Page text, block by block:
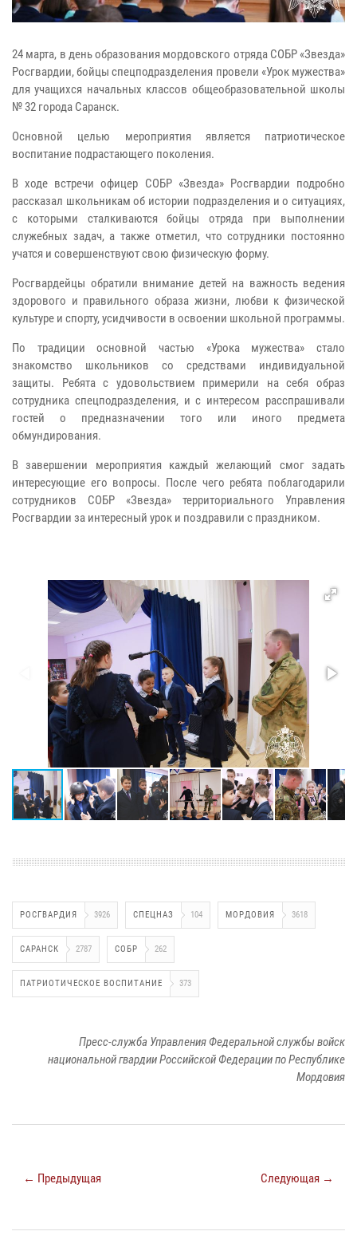
24 марта, в день образования мордовского отряда СОБР «Звезда»
Росгвардии, бойцы спецподразделения провели «Урок мужества»
для учащихся начальных классов общеобразовательной школы
№ 32 города Саранск.
Основной целью мероприятия является патриотическое
воспитание подрастающего поколения.
В ходе встречи офицер СОБР «Звезда» Росгвардии подробно
рассказал школьникам об истории подразделения и о ситуациях,
с которыми сталкиваются бойцы отряда при выполнении
служебных задач, а также отметил, что сотрудники постоянно
учатся и совершенствуют свою физическую форму.
Росгвардейцы обратили внимание детей на важность ведения
здорового и правильного образа жизни, любви к физической
культуре и спорту, усидчивости в освоении школьной программы.
По традиции основной частью «Урока мужества» стало
знакомство школьников со средствами индивидуальной
защиты. Ребята с удовольствием примерили на себя образ
сотрудника спецподразделения, и с интересом расспрашивали
гостей о предназначении того или иного предмета
обмундирования.
В завершении мероприятия каждый желающий смог задать
интересующие его вопросы. После чего ребята поблагодарили
сотрудников СОБР «Звезда» территориального Управления
Росгвардии за интересный урок и поздравили с праздником.
РОСГВАРДИЯ 3926 СПЕЦНАЗ 104 МОРДОВИЯ 3618
САРАНСК 2787 СОБР 262
ПАТРИОТИЧЕСКОЕ ВОСПИТАНИЕ 373
Пресс-служба Управления Федеральной службы войск
национальной гвардии Российской Федерации по Республике
Мордовия
← Предыдущая Следующая →